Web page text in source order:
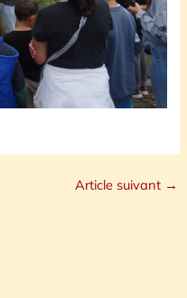
Article suivant →